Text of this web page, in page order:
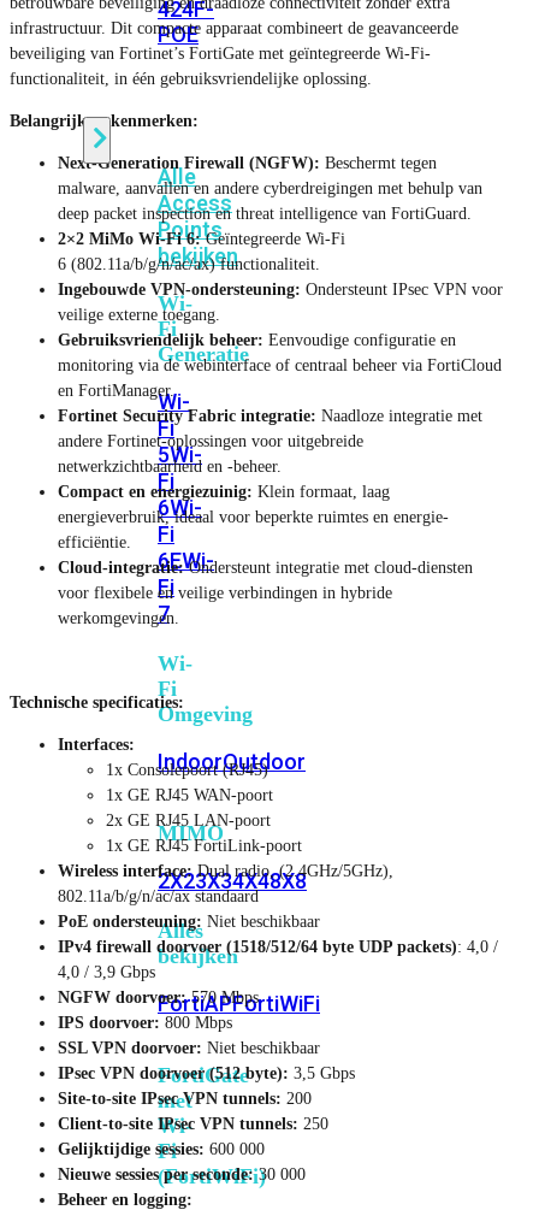
424F-
POE
Alle
Access
Points
bekijken
Wi-
Fi
Generatie
Wi-
Fi
5Wi-
Fi
6Wi-
Fi
6EWi-
Fi
7
Wi-
Fi
Omgeving
IndoorOutdoor
MIMO
2X23X34X48X8
Alles
bekijken
FortiAPFortiWiFi
FortiGate
met
Wi-
Fi
(FortiWiFi)
infrastructuur. Dit compacte apparaat combineert de geavanceerde
beveiliging van Fortinet’s FortiGate met geïntegreerde Wi-Fi-
functionaliteit, in één gebruiksvriendelijke oplossing.
Belangrijkste kenmerken:
Next-Generation Firewall (NGFW): Beschermt tegen
malware, aanvallen en andere cyberdreigingen met behulp van
deep packet inspection en threat intelligence van FortiGuard.
2×2 MiMo Wi-Fi 6:Geïntegreerde Wi-Fi
6 (802.11a/b/g/n/ac/ax) functionaliteit.
Ingebouwde VPN-ondersteuning: Ondersteunt IPsec VPN voor
veilige externe toegang.
Gebruiksvriendelijk beheer: Eenvoudige configuratie en
monitoring via de webinterface of centraal beheer via FortiCloud
en FortiManager.
Fortinet Security Fabric integratie: Naadloze integratie met
andere Fortinet-oplossingen voor uitgebreide
netwerkzichtbaarheid en -beheer.
Compact en energiezuinig: Klein formaat, laag
energieverbruik, ideaal voor beperkte ruimtes en energie-
efficiëntie.
Cloud-integratie:Ondersteunt integratie met cloud-diensten
voor flexibele en veilige verbindingen in hybride
werkomgevingen.
Technische specificaties:
Interfaces:
1x Consolepoort (RJ45)
1x GE RJ45 WAN-poort
2x GE RJ45 LAN-poort
1x GE RJ45 FortiLink-poort
Wireless interface:Dual radio, (2.4GHz/5GHz),
802.11a/b/g/n/ac/ax standaard
PoE ondersteuning: Niet beschikbaar
IPv4 firewall doorvoer (1518/512/64 byte UDP packets): 4,0 /
4,0 / 3,9 Gbps
NGFW doorvoer:570 Mbps
IPS doorvoer: 800 Mbps
SSL VPN doorvoer: Niet beschikbaar
IPsec VPN doorvoer (512 byte): 3,5 Gbps
Site-to-site IPsec VPN tunnels: 200
Client-to-site IPsec VPN tunnels: 250
Gelijktijdige sessies: 600 000
Nieuwe sessies per seconde:30 000
Beheer en logging: